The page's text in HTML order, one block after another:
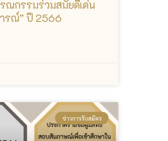
ณกรรมร่วมสมัยดีเด่น
ารณ์” ปี 2566
ข่าวการรับสมัคร